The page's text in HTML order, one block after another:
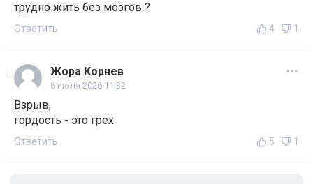
трудно жить без мозгов ?
Ответить 4 1
Жора Корнев
6 июля 2026 11:32
Взрыв,
гордость - это грех
Ответить 5 1